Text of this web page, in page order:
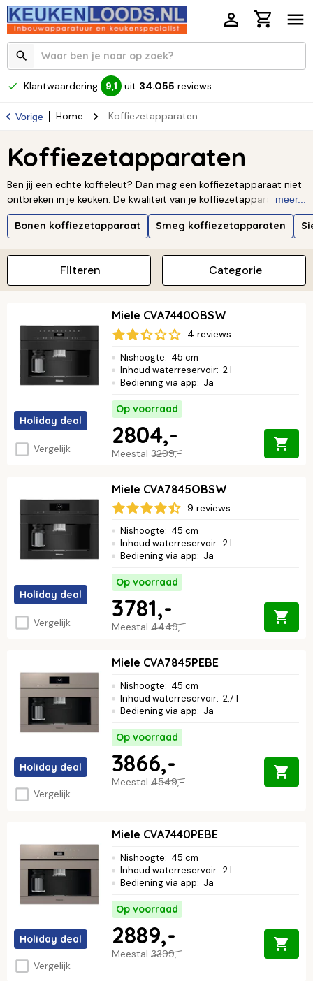
Klantwaardering 9,1 uit 34.055 reviews
Vorige Home Koffiezetapparaten
Koffiezetapparaten
Ben jij een echte koffieleut? Dan mag een koffiezetapparaat niet
ontbreken in je keuken. De kwaliteit van je koffiezetapparaat is
een belangrijke factor want die proef je terug in je kopje koffie.
Maar welke past het beste bij jou? Niet alleen de kwaliteit, maar
veel vrijstaande koffiezetapparaten met een fraai design die
zeker een eyecatcher zijn in je keuken. Maar steeds vaker wordt
ook gekozen voor een inbouw koffieautomaat. De automaat is
het aanrechtblad. Wil je meer advies over de verschillende
soorten vrijstaande en inbouw koffiezetapparaten? Bel dan met
meer...
Bonen koffiezetapparaat Smeg koffiezetapparaten
Categorie
Filteren
Holiday deal
Vergelijk
Miele CVA7440OBSW
4 reviews
Nishoogte: 45 cm
Inhoud waterreservoir: 2 l
Bediening via app: Ja
Op voorraad
Meestal 3299,-
2804,-
Holiday deal
Vergelijk
Miele CVA7845OBSW
9 reviews
Nishoogte: 45 cm
Inhoud waterreservoir: 2 l
Bediening via app: Ja
Op voorraad
Meestal 4449,-
3781,-
Holiday deal
Vergelijk
Miele CVA7845PEBE
Nishoogte: 45 cm
Inhoud waterreservoir: 2,7 l
Bediening via app: Ja
Op voorraad
Meestal 4549,-
3866,-
Holiday deal
Vergelijk
Miele CVA7440PEBE
Nishoogte: 45 cm
Inhoud waterreservoir: 2 l
Bediening via app: Ja
Op voorraad
Meestal 3399,-
2889,-